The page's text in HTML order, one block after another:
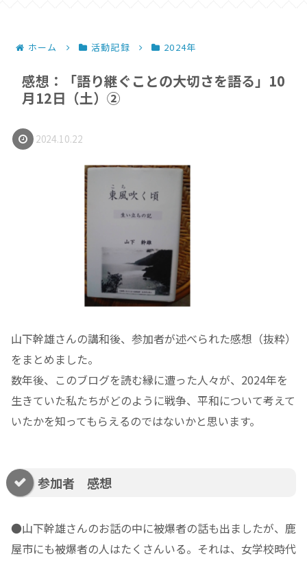
ホーム 活動記録 2024年
感想：「語り継ぐことの大切さを語る」10
月12日（土）②
2024.10.22
山下幹雄さんの講和後、参加者が述べられた感想（抜粋）
をまとめました。
数年後、このブログを読む縁に遭った人々が、2024年を
生きていた私たちがどのように戦争、平和について考えて
いたかを知ってもらえるのではないかと思います。
参加者 感想
●山下幹雄さんのお話の中に被爆者の話も出ましたが、鹿
屋市にも被爆者の人はたくさんいる。それは、女学校時代